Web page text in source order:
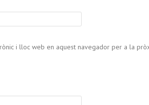
i lloc web en aquest navegador per a la